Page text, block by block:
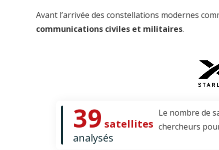
Avant l’arrivée des constellations modernes
communications civiles et militaires.
39 satellites
analysés
Le nombre de
chercheurs